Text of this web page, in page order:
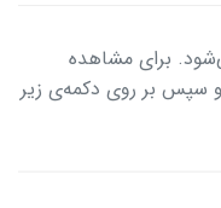
برای مشاهده
و سپس بر روی دکمه‌ی زیر